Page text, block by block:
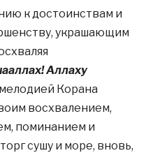
к достоинствам и
украшающим
Аллаху
Корана
восхвалением,
поминанием и
сушу и море, вновь,